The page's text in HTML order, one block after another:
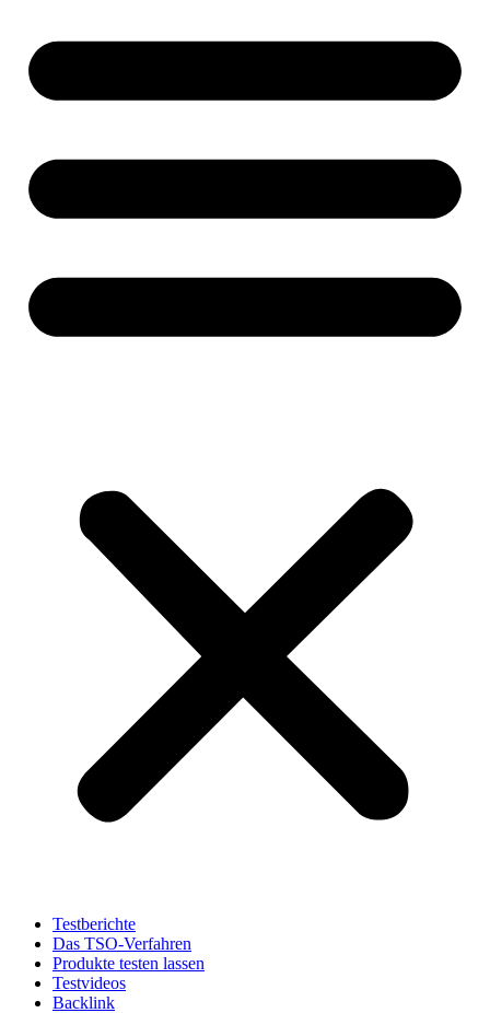
Testberichte
Das TSO-Verfahren
Produkte testen lassen
Testvideos
Backlink